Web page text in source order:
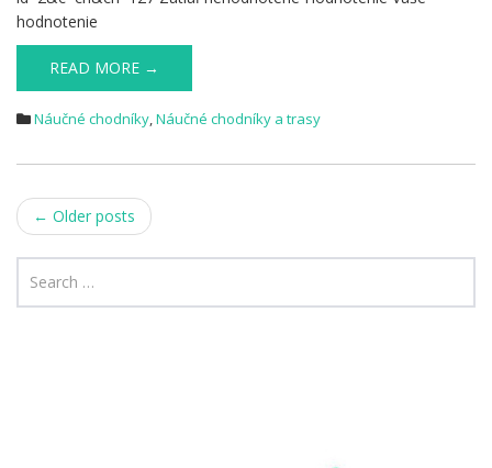
hodnotenie
READ MORE →
Náučné chodníky,Náučné chodníky a trasy
Post
navigation
← Older posts